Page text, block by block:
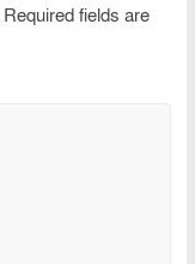
Required fields are